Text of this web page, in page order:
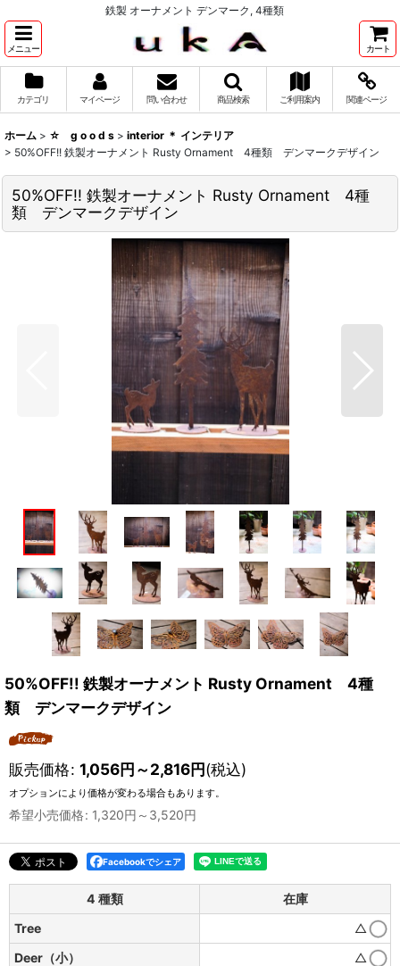
鉄製 オーナメント デンマーク, 4種類
メニュー カート
カテゴリ マイページ 問い合わせ 商品検索 ご利用案内 関連ページ
ホーム > ☆ g o o d s > interior ＊ インテリア
> 50%OFF!! 鉄製オーナメント Rusty Ornament 4種類 デンマークデザイン
50%OFF!! 鉄製オーナメント Rusty Ornament 4種
類 デンマークデザイン
50%OFF!! 鉄製オーナメント Rusty Ornament 4種
類 デンマークデザイン
販売価格: 1,056円～2,816円(税込)
オプションにより価格が変わる場合もあります。
希望小売価格: 1,320円 ～3,520円
Facebookでシェア
4 種類
在庫
Tree
△
Deer（小）
△